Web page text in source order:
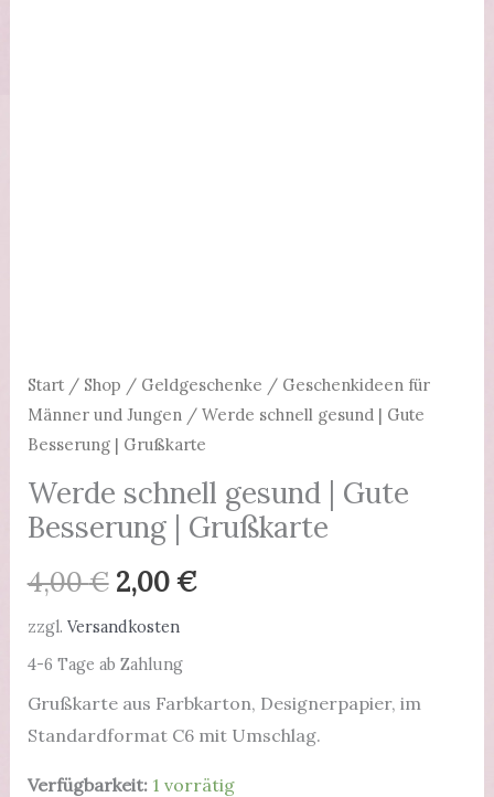
Start/ Shop / Geldgeschenke / Geschenkideen für
Männer und Jungen/ Werde schnell gesund | Gute
Besserung | Grußkarte
Werde schnell gesund | Gute
Besserung | Grußkarte
4,00€ Ursprünglicher
Preis
war:
4,00 €
2,00€Aktueller
2,00 €.
zzgl. Versandkosten
4-6 Tage ab Zahlung
Grußkarte aus Farbkarton, Designerpapier, im
Standardformat C6 mit Umschlag.
Verfügbarkeit: 1 vorrätig